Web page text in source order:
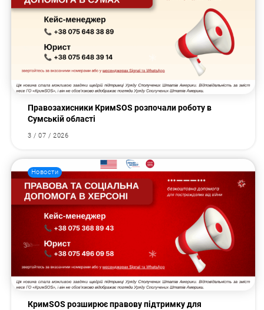
Правозахисники КримSOS розпочали роботу в
Сумській області
3 / 07 / 2026
Новости
КримSOS розширює правову підтримку для